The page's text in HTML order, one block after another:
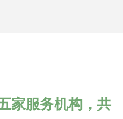
家服务机构，共